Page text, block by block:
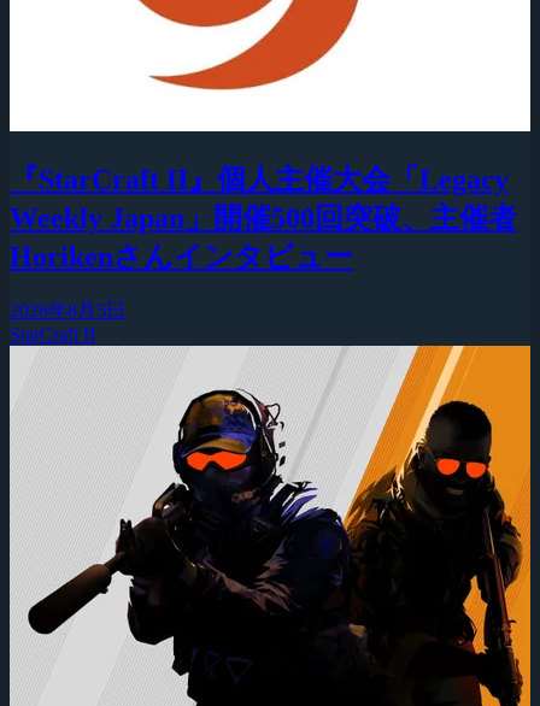
『StarCraft II』個人主催大会「Legacy
Weekly Japan」開催500回突破、主催者
Horikenさんインタビュー
2026年8月5日
StarCraft II